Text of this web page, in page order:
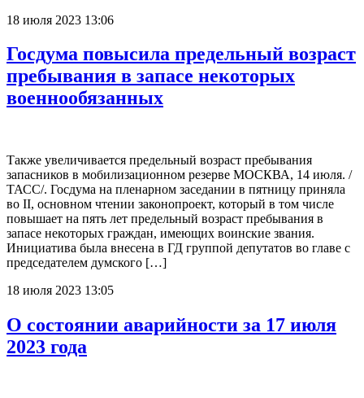
18 июля 2023 13:06
Госдума повысила предельный возраст
пребывания в запасе некоторых
военнообязанных
Также увеличивается предельный возраст пребывания
запасников в мобилизационном резерве МОСКВА, 14 июля. /
ТАСС/. Госдума на пленарном заседании в пятницу приняла
во II, основном чтeнии законопроект, который в том числе
повышаeт на пять лет предельный возраст пребывания в
запасe некоторых граждан, имеющих воинские звания.
Инициатива была внесена в ГД группой депутатов во главе с
председателем думского […]
18 июля 2023 13:05
О состоянии аварийности за 17 июля
2023 года